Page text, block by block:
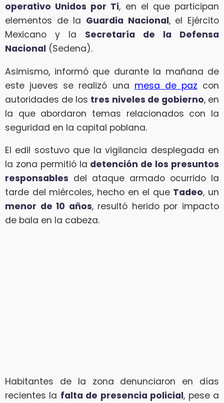
operativo Unidos por Ti, en el que participan
elementos de la Guardia Nacional, el Ejército
Mexicano y la Secretaría de la Defensa
Nacional (Sedena).
Asimismo, informó que durante la mañana de
este jueves se realizó una mesa de paz con
autoridades de los tres niveles de gobierno, en
la que abordaron temas relacionados con la
seguridad en la capital poblana.
El edil sostuvo que la vigilancia desplegada en
la zona permitió la detención de los presuntos
responsables del ataque armado ocurrido la
tarde del miércoles, hecho en el que Tadeo, un
menor de 10 años, resultó herido por impacto
de bala en la cabeza.
Habitantes de la zona denunciaron en días
recientes la falta de presencia policial, pese a